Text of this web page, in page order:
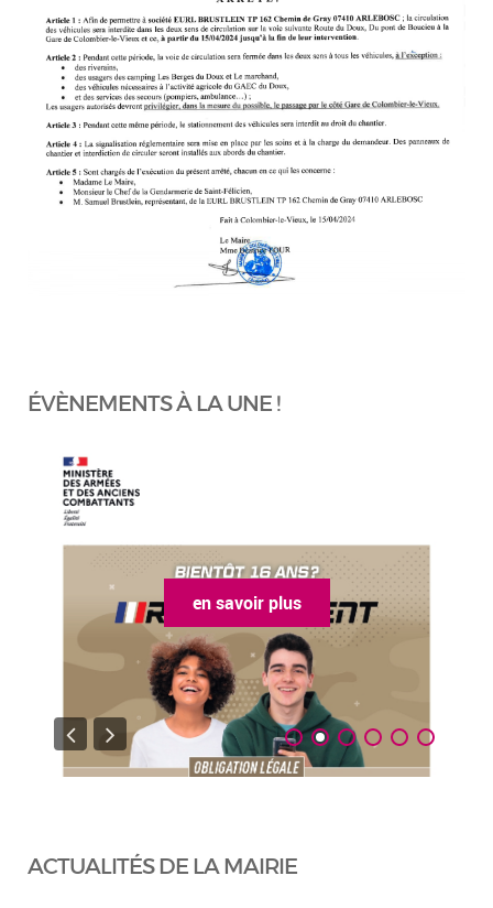
ÉVÈNEMENTS À LA UNE !
en savoir plus
ACTUALITÉS DE LA MAIRIE